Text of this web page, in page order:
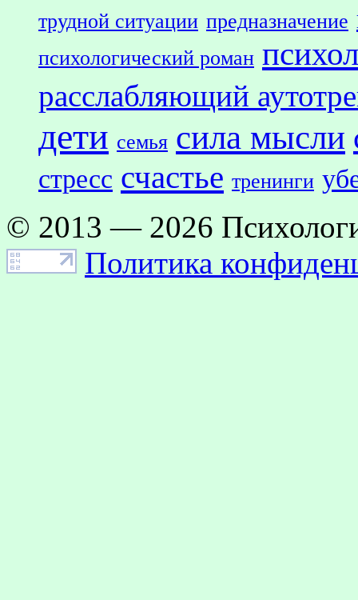
трудной ситуации предназначение
психологический роман
расслабляющий
дети семья сила мысли
стресс счастье тренинги
© 2013 — 2026
Политика